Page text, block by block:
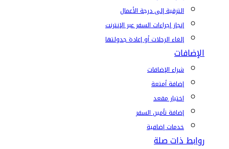
الترقية إلى درجة الأعمال
إنجاز إجراءات السفر عبر الإنترنت
إلغاء الرحلات أو إعادة جدولتها
الإضافات
شراء الإضافات
إضافة أمتعة
اختيار مقعد
إضافة تأمين السفر
خدمات إضافية
روابط ذات صلة